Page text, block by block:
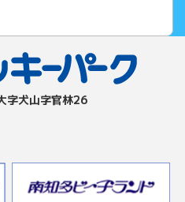
字⽝⼭字官林26